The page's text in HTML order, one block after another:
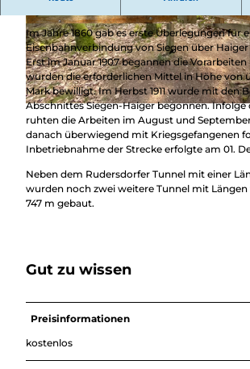
Überblick
Camping &
Wohnmobil
Trekkingplätze
Nachhaltig
bei uns
unterwegs
© Gemeinde Wilnsdorf |CC-BY-SA
© Gemeinde Wilnsdorf |CC-BY © Gemeinde
Im Jahre 1860 gab es erste Überlegungen für
Eisenbahnverbindung von Siegen über
Erst im Januar 1907 begannen die Vorarbeiten
wurden die erforderlichen Mittel in Höhe von
Mark bewilligt. Im Herbst 1911 wurde mit den
Abschnittes Siegen-Haiger begonnen. Infolge
ruhten die Arbeiten im August und
danach überwiegend mit Kriegsgefangenen
Inbetriebnahme der Strecke erfolgte am 01.
Neben dem Rudersdorfer Tunnel mit einer
wurden noch zwei weitere Tunnel mit
747 m gebaut.
Gut zu wissen
Preisinformationen
kostenlos